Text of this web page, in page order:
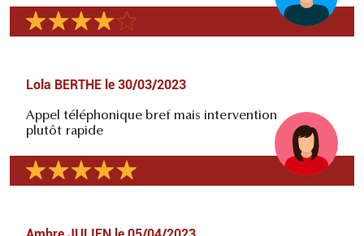
Lola BERTHE le 30/03/2023
Appel téléphonique bref mais intervention
plutôt rapide